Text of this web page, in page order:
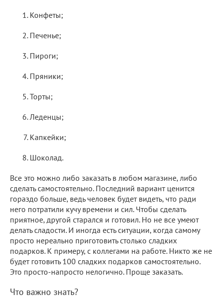
Конфеты;
Печенье;
Пироги;
Пряники;
Торты;
Леденцы;
Капкейки;
Шоколад.
Все это можно либо заказать в любом магазине, либо
сделать самостоятельно. Последний вариант ценится
гораздо больше, ведь человек будет видеть, что ради
него потратили кучу времени и сил. Чтобы сделать
приятное, другой старался и готовил. Но не все умеют
делать сладости. И иногда есть ситуации, когда самому
просто нереально приготовить столько сладких
подарков. К примеру, с коллегами на работе. Никто же не
будет готовить 100 сладких подарков самостоятельно.
Это просто-напросто нелогично. Проще заказать.
Что важно знать?